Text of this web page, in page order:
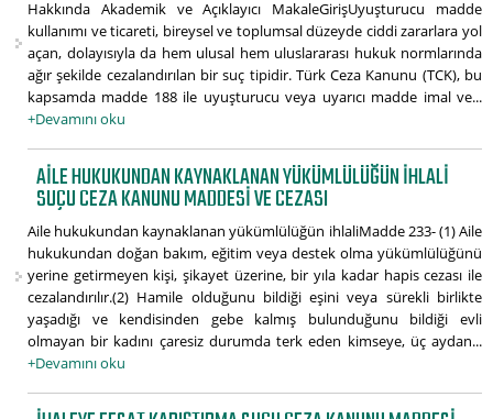
Hakkında Akademik ve Açıklayıcı MakaleGirişUyuşturucu madde
kullanımı ve ticareti, bireysel ve toplumsal düzeyde ciddi zararlara yol
açan, dolayısıyla da hem ulusal hem uluslararası hukuk normlarında
ağır şekilde cezalandırılan bir suç tipidir. Türk Ceza Kanunu (TCK), bu
kapsamda madde 188 ile uyuşturucu veya uyarıcı madde imal ve...
+Devamını oku
AILE HUKUKUNDAN KAYNAKLANAN YÜKÜMLÜLÜĞÜN IHLALI
SUÇU CEZA KANUNU MADDESI VE CEZASI
Aile hukukundan kaynaklanan yükümlülüğün ihlaliMadde 233- (1) Aile
hukukundan doğan bakım, eğitim veya destek olma yükümlülüğünü
yerine getirmeyen kişi, şikayet üzerine, bir yıla kadar hapis cezası ile
cezalandırılır.(2) Hamile olduğunu bildiği eşini veya sürekli birlikte
yaşadığı ve kendisinden gebe kalmış bulunduğunu bildiği evli
olmayan bir kadını çaresiz durumda terk eden kimseye, üç aydan...
+Devamını oku